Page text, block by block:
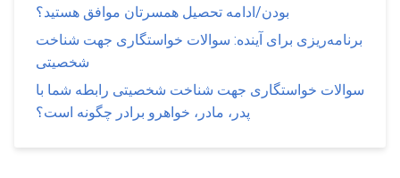
بودن/ادامه تحصیل همسرتان موافق هستید؟
برنامه‌ریزی برای آینده: سوالات خواستگاری جهت شناخت
شخصیتی
سوالات خواستگاری جهت شناخت شخصیتی رابطه شما با
پدر، مادر، خواهرو برادر چگونه است؟